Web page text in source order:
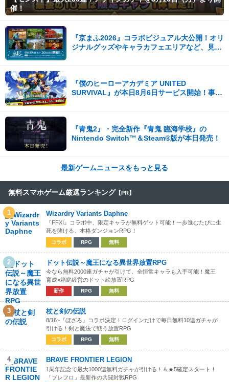
催！
『京まふ2026』コラボビジュアル大公開！オリ
ジナルグッズやキャラカフェエリアなど、見ど
『僕のヒーローアカデミア UNITED
SURVIVAL』が本日8月6日サービス開始！事前
『青鬼2』・完全新作『青鬼 臨海学校』の
Nintendo Switch™＆Steam®版が本日発売！
最新ゲームニュースをもっと見る
無料スマホゲーム厳選ランキング 【PR】
1 Wizardry Variants Daphne
『FFXI』コラボ中、限定キャラが無料ゲット可能！一歩進むたびに生
死を賭ける、本格ダンジョンRPG！
コラボ RPG 無料
2 ドット伝説～魔王になる異世界放置RPG
今なら無料2000連ガチャが引けて、全恒常キャラも入手可能！魔王
育成×箱庭経営のドット絵放置RPG
新作 RPG 無料
3 杖と剣の伝説
8/16~『ぼざろ』コラボ決定！ログインだけで毎日無料10連ガチャが
引ける！剣と魔法で戦う放置RPG
コラボ RPG 無料
4 BRAVE FRONTIER LEGION
1周年記念で最大1000連無料ガチャが引ける！＆★5確定スタート！
「ブレフロ」最新作の共闘対戦RPG